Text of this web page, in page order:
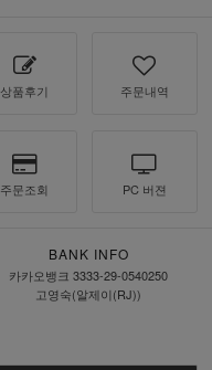
상품후기 주문내역
주문조회 PC 버젼
BANK INFO
카카오뱅크 3333-29-0540250
고영숙(알제이(RJ))